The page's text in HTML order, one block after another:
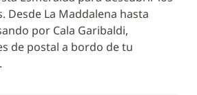
Desde La Maddalena hasta
por Cala Garibaldi,
de postal a bordo de tu